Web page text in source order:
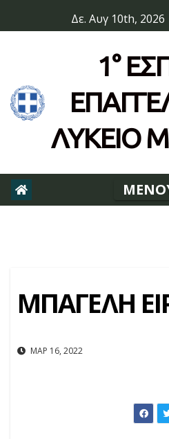
to
Δε. Αυγ 10th, 2026
1°
ΛΥΚΕΙΟ
ΜΠΑΓΕΛΗ
ΜΑΡ 16, 2022